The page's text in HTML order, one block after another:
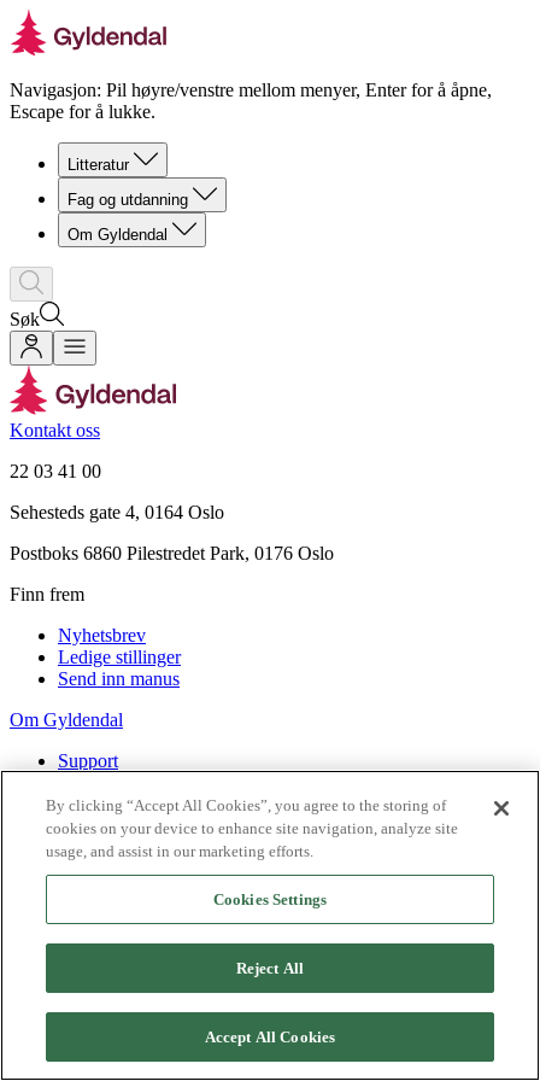
Navigasjon: Pil høyre/venstre mellom menyer, Enter for å åpne,
Escape for å lukke.
Litteratur
Fag og utdanning
Om Gyldendal
Søk
Kontakt oss
22 03 41 00
Sehesteds gate 4, 0164 Oslo
Postboks 6860 Pilestredet Park, 0176 Oslo
Finn frem
Nyhetsbrev
Ledige stillinger
Send inn manus
Om Gyldendal
Support
Agency
2026Gyldendal
Personvernerklæringer
Informasjonskapsler
By clicking “Accept All Cookies”, you agree to the storing of
cookies on your device to enhance site navigation, analyze site
usage, and assist in our marketing efforts.
Cookies Settings
Reject All
Accept All Cookies